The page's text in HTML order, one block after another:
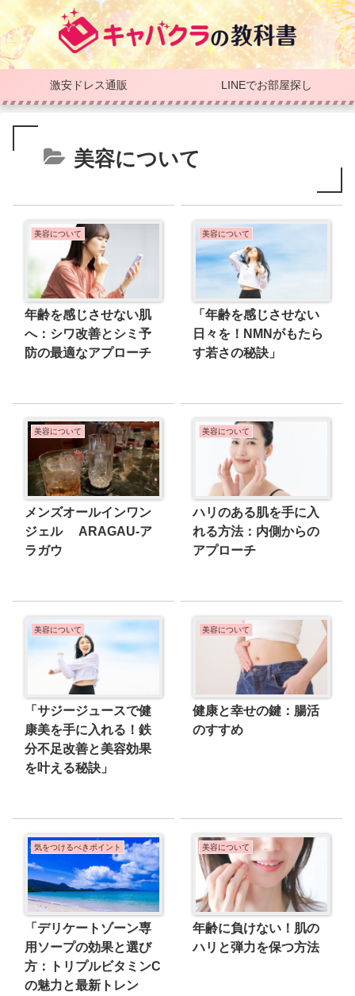
激安ドレス通販 LINEでお部屋探し
美容について
美容について
年齢を感じさせない肌
へ：シワ改善とシミ予
防の最適なアプローチ
美容について
「年齢を感じさせない
日々を！NMNがもたら
す若さの秘訣」
美容について
メンズオールインワン
ジェル ARAGAU-ア
ラガウ
美容について
ハリのある肌を手に入
れる方法：内側からの
アプローチ
美容について
「サジージュースで健
康美を手に入れる！鉄
分不足改善と美容効果
を叶える秘訣」
美容について
健康と幸せの鍵：腸活
のすすめ
気をつけるべきポイント
「デリケートゾーン専
用ソープの効果と選び
方：トリプルビタミンC
の魅力と最新トレン
美容について
年齢に負けない！肌の
ハリと弾力を保つ方法